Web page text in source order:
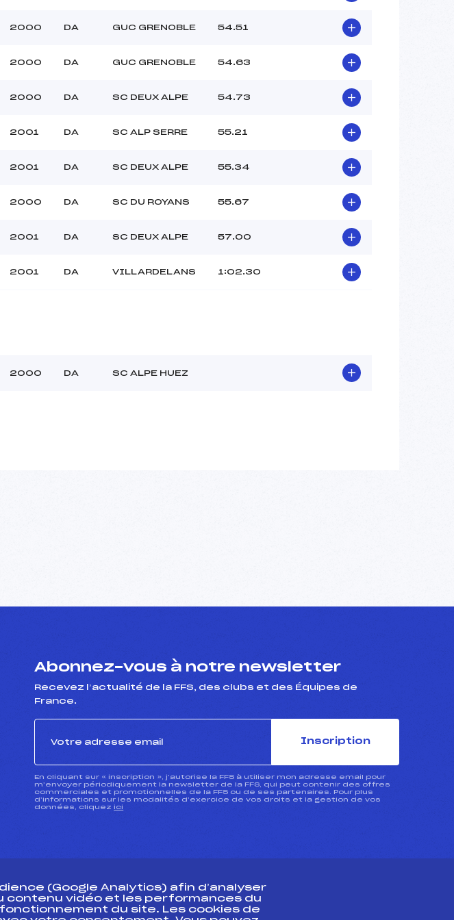
Ouvreurs C :
2000 DA GUC GRENOBLE 54.51
2000 DA GUC GRENOBLE 54.63
2000 DA SC DEUX ALPE 54.73
2001 DA SC ALP SERRE 55.21
2001 DA SC DEUX ALPE 55.34
2000 DA SC DU ROYANS 55.67
2001 DA SC DEUX ALPE 57.00
2001 DA VILLARDELANS 1:02.30
2000 DA SC ALPE HUEZ
Abonnez-vous à notre newsletter
Recevez l’actualité de la FFS, des clubs et des Équipes de
France.
Inscription
En cliquant sur « inscription », j’autorise la FFS à utiliser mon adresse email pour
m’envoyer périodiquement la newsletter de la FFS, qui peut contenir des offres
commerciales et promotionnelles de la FFS ou de ses partenaires. Pour plus
d’informations sur les modalités d’exercice de vos droits et la gestion de vos
données, cliquez ici
(Google Analytics) afin d’analyser
contenu vidéo et les performances du
du site. Les cookies de